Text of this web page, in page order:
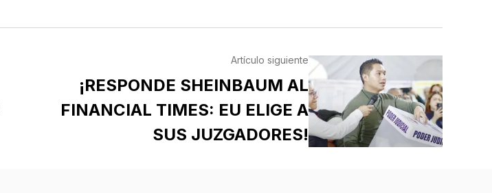
Artículo siguiente
¡RESPONDE SHEINBAUM AL
FINANCIAL TIMES: EU ELIGE A
SUS JUZGADORES!